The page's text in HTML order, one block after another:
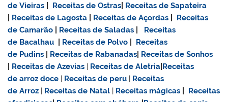
de Vieiras
Receitas de Ostras Receitas de Sapateira
Receitas de Lagosta Receitas de Açordas
Receitas
de Camarão
Receitas de Saladas
Receitas
de Bacalhau
Receitas de Polvo
Receitas
de Pudins
Receitas de Rabanadas Receitas de Sonhos
Receitas de Azevias | Receitas de Aletria Receitas
dearroz doce | Receitas de peru | Receitas
de Arroz | Receitas de Natal | Receitas mágicas
Receitas